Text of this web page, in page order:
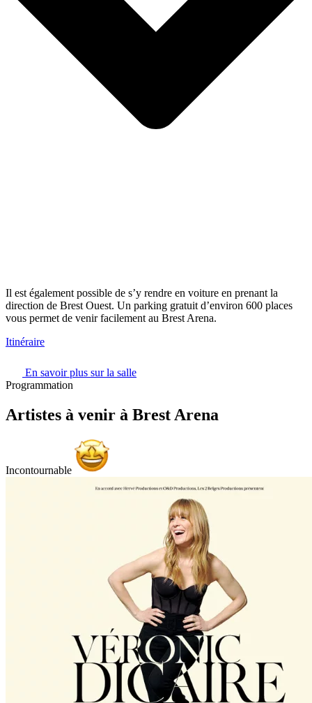
Il est également possible de s’y rendre en voiture en prenant la
direction de Brest Ouest. Un parking gratuit d’environ 600 places
vous permet de venir facilement au Brest Arena.
Itinéraire
En savoir plus sur la salle
Programmation
Artistes à venir à Brest Arena
Incontournable